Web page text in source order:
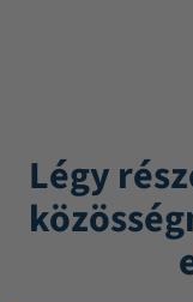
Légy